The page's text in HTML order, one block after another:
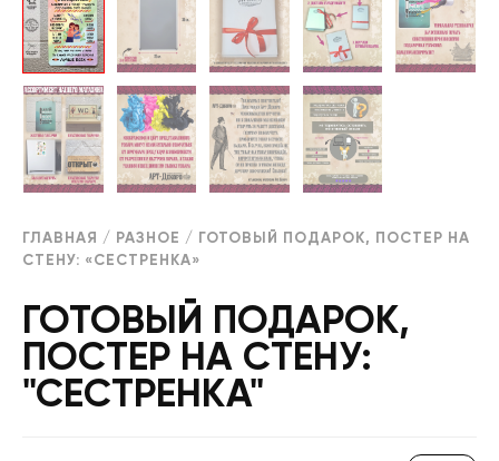
ГЛАВНАЯ / РАЗНОЕ / ГОТОВЫЙ ПОДАРОК, ПОСТЕР НА
СТЕНУ: «СЕСТРЕНКА»
ГОТОВЫЙ ПОДАРОК,
ПОСТЕР НА СТЕНУ:
"СЕСТРЕНКА"